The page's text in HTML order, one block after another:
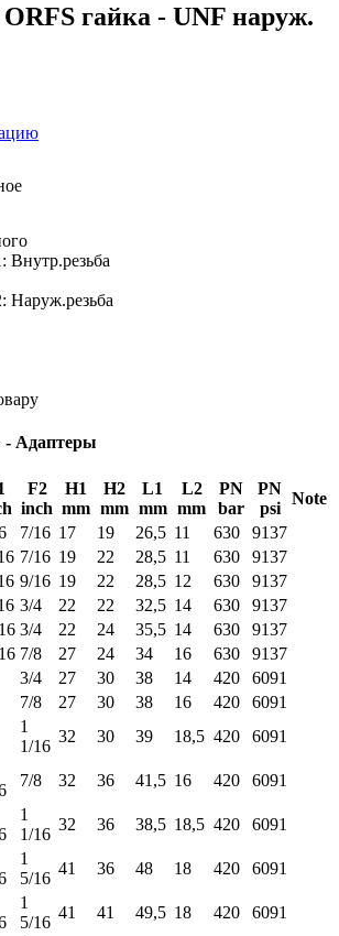
гайка - UNF наруж.
Внутр.резьба
Наруж.резьба
- Адаптеры
F2
inch
H1
mm
H2
mm
L1
mm
L2
mm
PN
bar
PN
psi
Note
7/16 17 19 26,5 11 630
9137
7/16 19 22 28,5 11 630
9137
9/16 19 22 28,5 12 630
9137
3/4 22 22 32,5 14 630
9137
3/4 22 24 35,5 14 630
9137
7/8 27 24 34 16 630
9137
3/4 27 30 38 14 420
6091
7/8 27 30 38 16 420
6091
1
1/16
32 30 39 18,5 420 6091
7/8 32 36 41,5 16 420 6091
1
1/16
32 36 38,5 18,5 420 6091
1
5/16
41 36 48 18 420 6091
1
5/16
41 41 49,5 18 420 6091